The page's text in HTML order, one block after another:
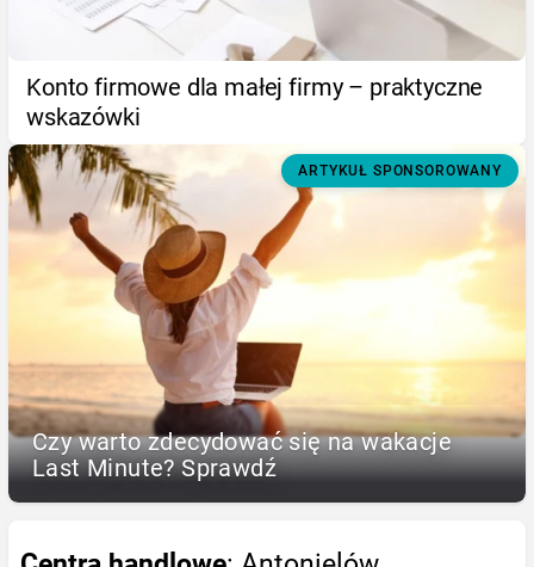
Konto firmowe dla małej firmy – praktyczne
wskazówki
ARTYKUŁ SPONSOROWANY
Czy warto zdecydować się na wakacje
Last Minute? Sprawdź